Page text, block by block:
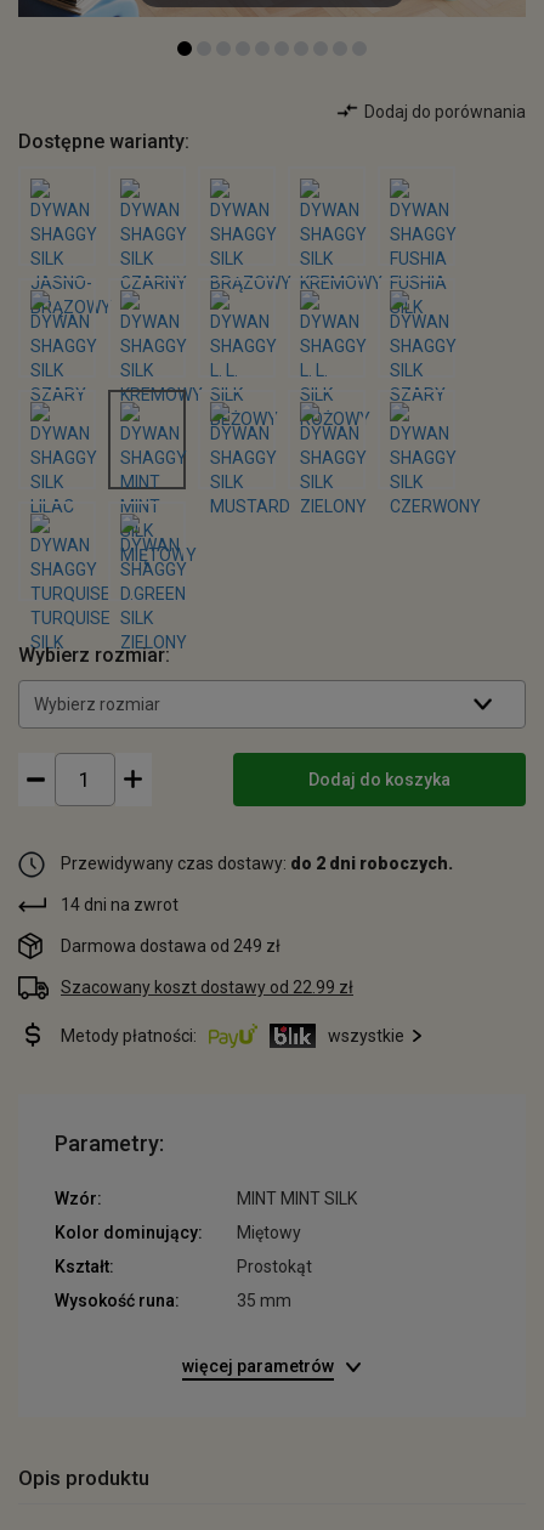
Dodaj do porównania
Dostępne warianty:
Wybierz rozmiar:
Wybierz rozmiar
Dodaj do koszyka
Przewidywany czas dostawy: do 2 dni roboczych.
14 dni na zwrot
Darmowa dostawa od 249 zł
Szacowany koszt dostawy od 22.99 zł
Metody płatności: wszystkie
Parametry:
Wzór:
MINT MINT SILK
Kolor dominujący:
Miętowy
Kształt:
Prostokąt
Wysokość runa:
35 mm
więcej parametrów
Opis produktu